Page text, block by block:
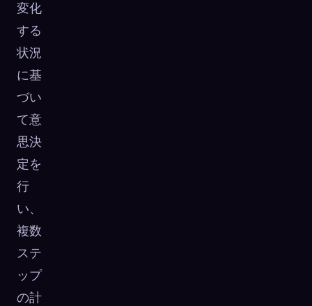
変化
する
状況
に基
づい
て意
思決
定を
行
い、
複数
ステ
ップ
の計